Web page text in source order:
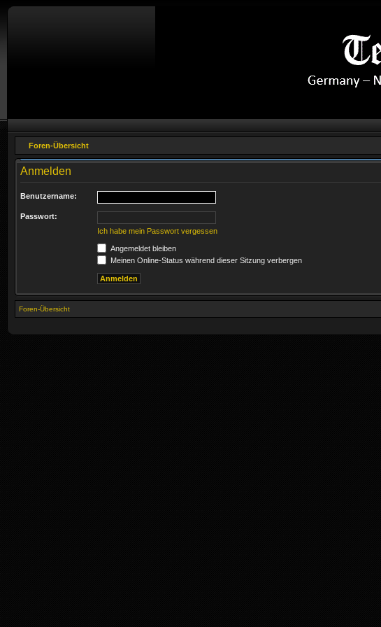
Foren-Übersicht
Anmelden
Benutzername:
Passwort:
Ich habe mein Passwort vergessen
Angemeldet bleiben
Meinen Online-Status während dieser Sitzung verbergen
Foren-Übersicht